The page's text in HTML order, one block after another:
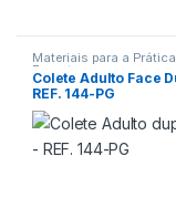
Materiais para a
Esportes
Colete Adulto Face
REF. 144-PG